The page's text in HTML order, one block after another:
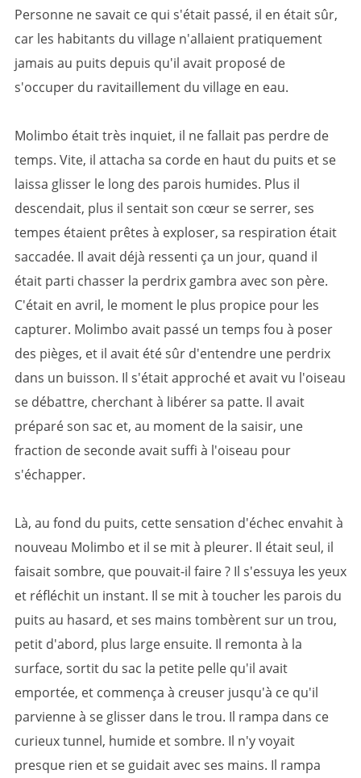
Personne ne savait ce qui s'était passé, il en était sûr,
car les habitants du village n'allaient pratiquement
jamais au puits depuis qu'il avait proposé de
s'occuper du ravitaillement du village en eau.
Molimbo était très inquiet, il ne fallait pas perdre de
temps. Vite, il attacha sa corde en haut du puits et se
laissa glisser le long des parois humides. Plus il
descendait, plus il sentait son cœur se serrer, ses
tempes étaient prêtes à exploser, sa respiration était
saccadée. Il avait déjà ressenti ça un jour, quand il
était parti chasser la perdrix gambra avec son père.
C'était en avril, le moment le plus propice pour les
capturer. Molimbo avait passé un temps fou à poser
des pièges, et il avait été sûr d'entendre une perdrix
dans un buisson. Il s'était approché et avait vu l'oiseau
se débattre, cherchant à libérer sa patte. Il avait
préparé son sac et, au moment de la saisir, une
fraction de seconde avait suffi à l'oiseau pour
s'échapper.
Là, au fond du puits, cette sensation d'échec envahit à
nouveau Molimbo et il se mit à pleurer. Il était seul, il
faisait sombre, que pouvait-il faire ? Il s'essuya les yeux
et réfléchit un instant. Il se mit à toucher les parois du
puits au hasard, et ses mains tombèrent sur un trou,
petit d'abord, plus large ensuite. Il remonta à la
surface, sortit du sac la petite pelle qu'il avait
emportée, et commença à creuser jusqu'à ce qu'il
parvienne à se glisser dans le trou. Il rampa dans ce
curieux tunnel, humide et sombre. Il n'y voyait
presque rien et se guidait avec ses mains. Il rampa